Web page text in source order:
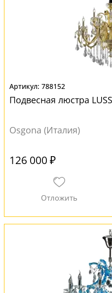
788152
Подвесная люстра
Osgona (Италия)
126 000 ₽